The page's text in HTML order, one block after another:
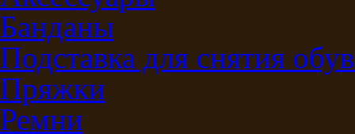
Банданы
Подставка для снятия
Пряжки
Ремни